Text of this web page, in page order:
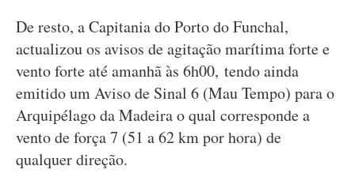
De resto, a Capitania do Porto do Funchal,
actualizou os avisos de agitação marítima forte e
vento forte até amanhã às 6h00, tendo ainda
emitido um Aviso de Sinal 6 (Mau Tempo) para o
Arquipélago da Madeira o qual corresponde a
vento de força 7 (51 a 62 km por hora) de
qualquer direção.